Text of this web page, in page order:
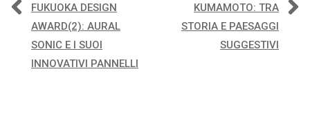
Navigazione
articoli
FUKUOKA DESIGN
AWARD(2): AURAL
SONIC E I SUOI
INNOVATIVI PANNELLI
KUMAMOTO: TRA
STORIA E PAESAGGI
SUGGESTIVI